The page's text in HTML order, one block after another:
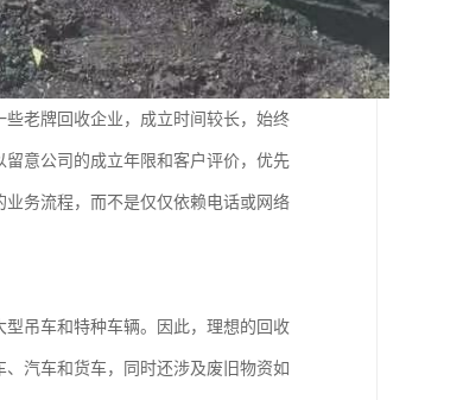
老牌回收企业，成立时间较长，始终
意公司的成立年限和客户评价，优先
务流程，而不是仅仅依赖电话或网络
吊车和特种车辆。因此，理想的回收
汽车和货车，同时还涉及废旧物资如